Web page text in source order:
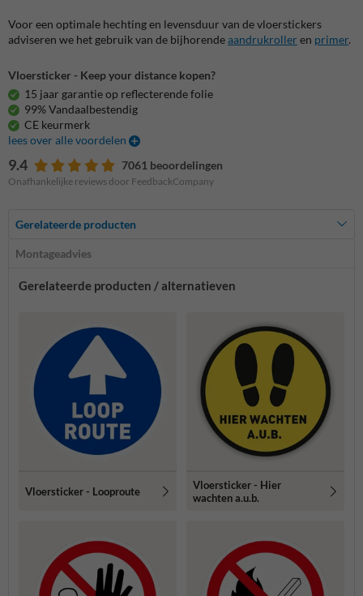
Voor een optimale hechting en levensduur van de vloerstickers
adviseren we het gebruik van de bijhorendeaandrukroller en primer.
Vloersticker - Keep your distance kopen?
15 jaar garantie op reflecterende folie
99% Vandaalbestendig
CE keurmerk
lees over alle voordelen
9.4 7061 beoordelingen
Onafhankelijke reviews door FeedbackCompany
Gerelateerde producten
Montageadvies
Gerelateerde producten / alternatieven
Vloersticker - Looproute
Vloersticker - Hier
wachten a.u.b.